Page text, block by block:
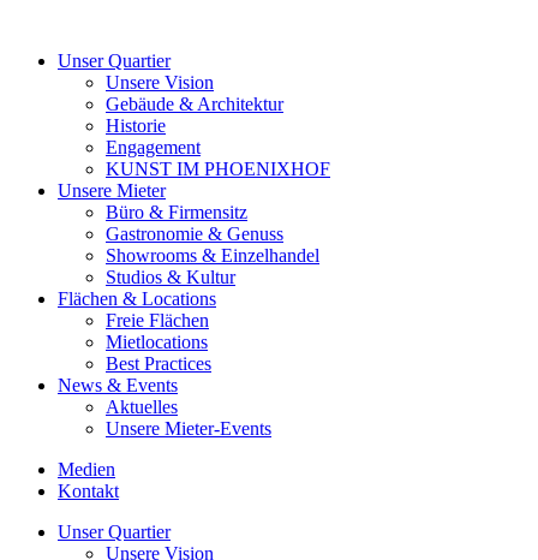
Unser Quartier
Unsere Vision
Gebäude & Architektur
Historie
Engagement
KUNST IM PHOENIXHOF
Unsere Mieter
Büro & Firmensitz
Gastronomie & Genuss
Showrooms & Einzelhandel
Studios & Kultur
Flächen & Locations
Freie Flächen
Mietlocations
Best Practices
News & Events
Aktuelles
Unsere Mieter-Events
Medien
Kontakt
Unser Quartier
Unsere Vision